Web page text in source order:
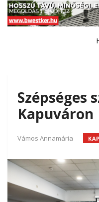
Szépséges
Kapuváron
Vámos Annamária